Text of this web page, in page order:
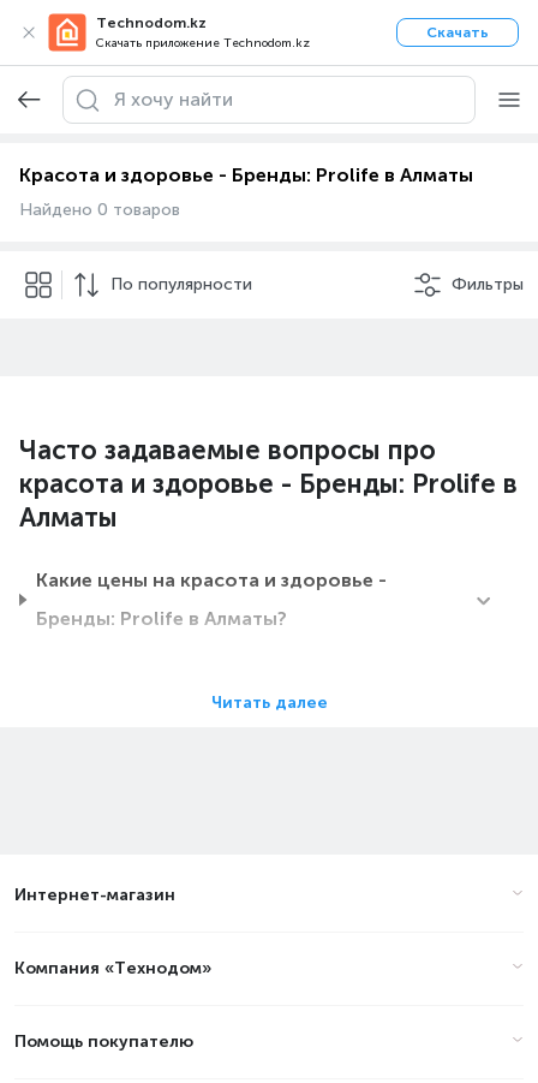
Technodom.kz
Скачать приложение Technodom.kz
Скачать
Красота и здоровье - Бренды: Prolife в Алматы
Найдено 0 товаров
По популярности Фильтры
Часто задаваемые вопросы про
красота и здоровье - Бренды: Prolife в
Алматы
Какие цены на красота и здоровье -
Бренды: Prolife в Алматы?
Цены на красота и здоровье -
(стоимость на Август 2026)
Читать далее
Интернет-магазин
Компания «Технодом»
Помощь покупателю